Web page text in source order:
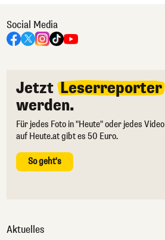
Social Media
Jetzt Leserreporter
werden.
Für jedes Foto in "Heute" oder jedes Video
auf Heute.at gibt es 50 Euro.
So geht's
Aktuelles